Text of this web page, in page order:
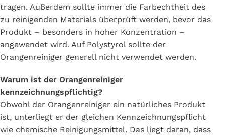
tragen. Außerdem sollte immer die Farbechtheit des
zu reinigenden Materials überprüft werden, bevor das
Produkt – besonders in hoher Konzentration –
angewendet wird. Auf Polystyrol sollte der
Orangenreiniger generell nicht verwendet werden.
Warum ist der Orangenreiniger
kennzeichnungspflichtig?
Obwohl der Orangenreiniger ein natürliches Produkt
ist, unterliegt er der gleichen Kennzeichnungspflicht
wie chemische Reinigungsmittel. Das liegt daran, dass